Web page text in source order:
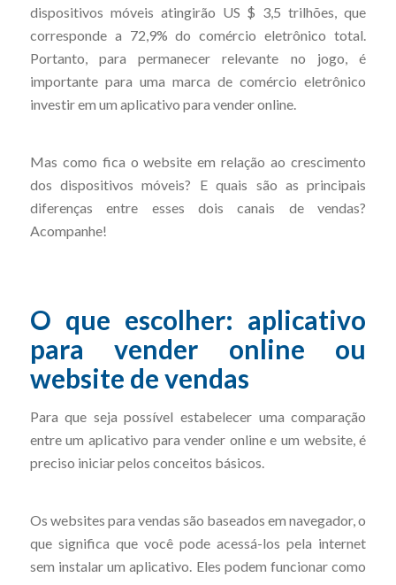
dispositivos móveis atingirão US $ 3,5 trilhões, que
corresponde a 72,9% do comércio eletrônico total.
Portanto, para permanecer relevante no jogo, é
importante para uma marca de comércio eletrônico
investir em um aplicativo para vender online.
Mas como fica o website em relação ao crescimento
dos dispositivos móveis? E quais são as principais
diferenças entre esses dois canais de vendas?
Acompanhe!
O que escolher: aplicativo
para vender online ou
website de vendas
Para que seja possível estabelecer uma comparação
entre um aplicativo para vender online e um website, é
preciso iniciar pelos conceitos básicos.
Os websites para vendas são baseados em navegador, o
que significa que você pode acessá-los pela internet
sem instalar um aplicativo. Eles podem funcionar como